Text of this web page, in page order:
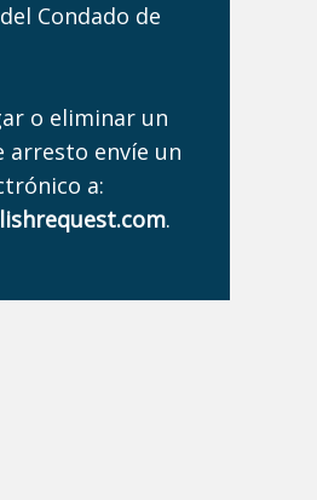
Condado de
o eliminar un
arresto envíe un
a:
.